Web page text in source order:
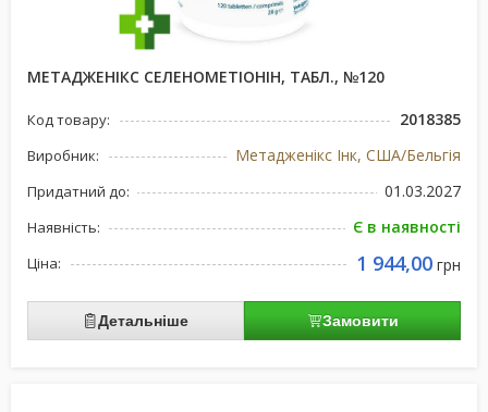
МЕТАДЖЕНІКС СЕЛЕНОМЕТІОНІН, ТАБЛ., №120
Код товару: 2018385
Виробник: Метадженікс Інк, США/Бельгія
Придатний до: 01.03.2027
Наявність: Є в наявності
Ціна: 1 944,00 грн
Детальніше Замовити